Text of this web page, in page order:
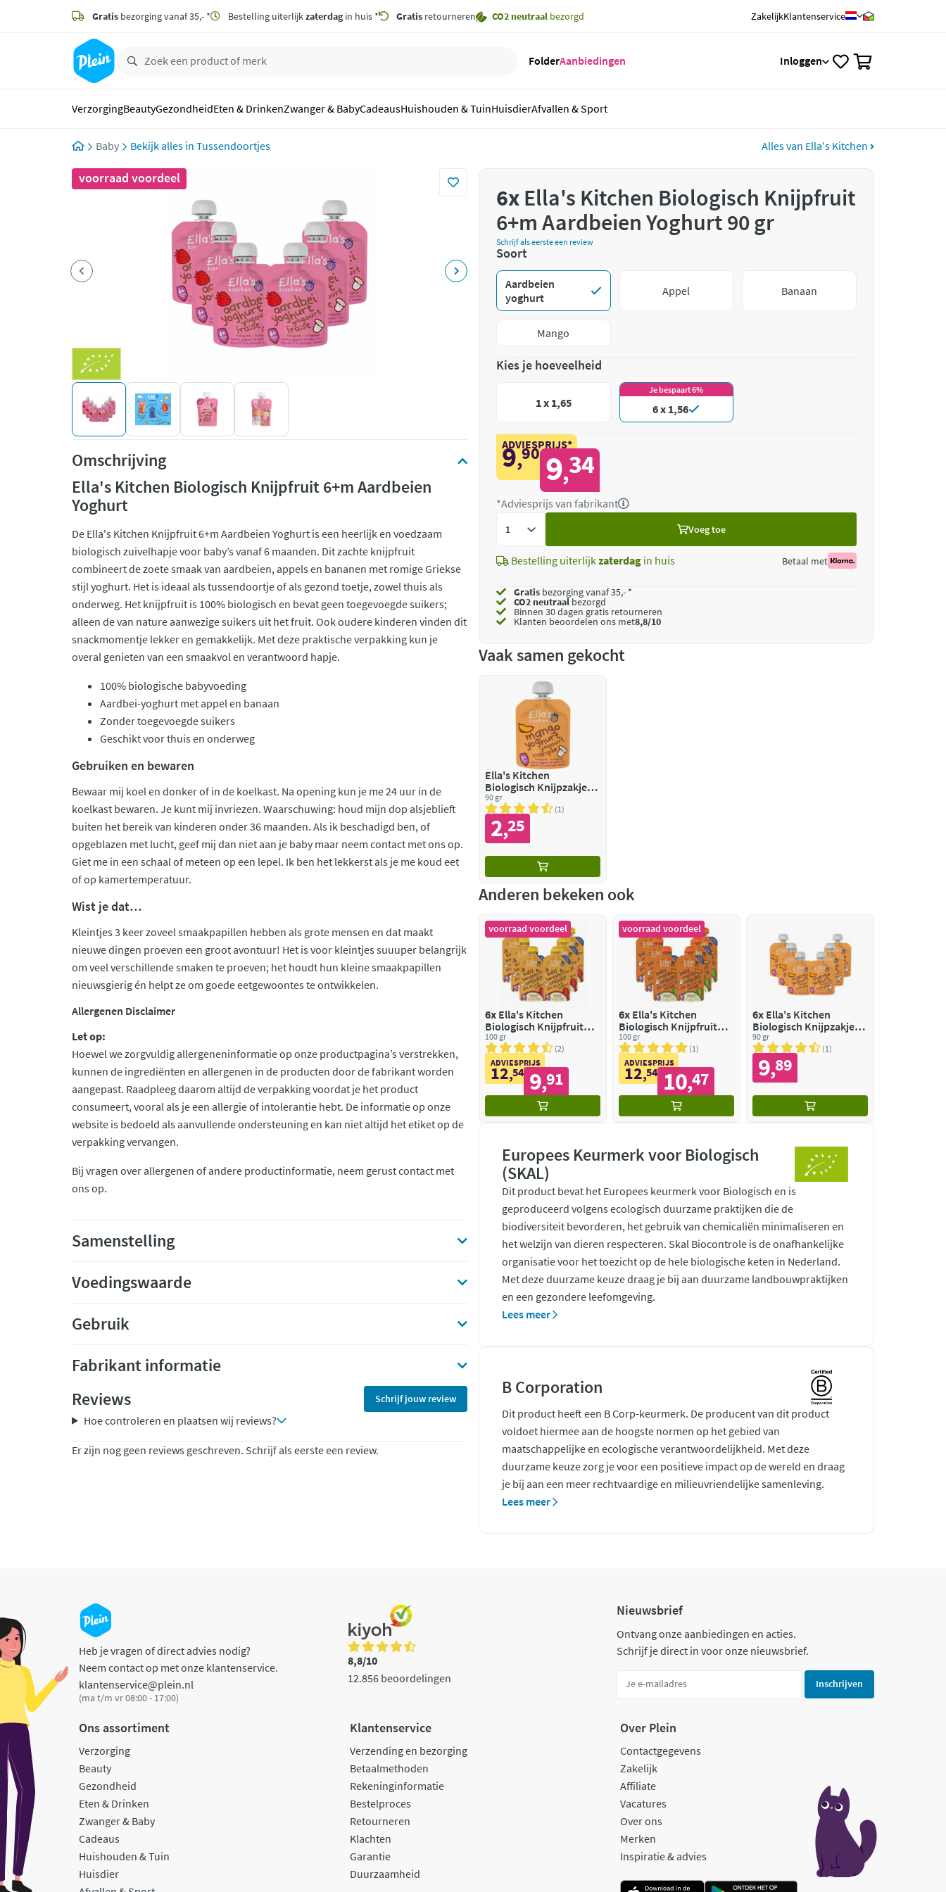
zoeken
hoofdinhoud
Gratis bezorging vanaf 35,- * Bestelling uiterlijkzaterdagin huis * Gratis retourneren CO2 neutraal bezorgd ZakelijkKlantenservice
FolderAanbiedingen Inloggen
VerzorgingBeautyGezondheidEten & DrinkenZwanger & BabyCadeausHuishouden & TuinHuisdierAfvallen & Sport
Baby Tussendoortjes Alles van Ella's Kitchen
voorraad voordeel
Omschrijving
Ella's Kitchen Biologisch Knijpfruit 6+m Aardbeien
Yoghurt
De Ella's Kitchen Knijpfruit 6+m Aardbeien Yoghurt is een heerlijk en voedzaam
biologisch zuivelhapje voor baby’s vanaf 6 maanden. Dit zachte knijpfruit
combineert de zoete smaak van aardbeien, appels en bananen met romige Griekse
stijl yoghurt. Het is ideaal als tussendoortje of als gezond toetje, zowel thuis als
onderweg. Het knijpfruit is 100% biologisch en bevat geen toegevoegde suikers;
alleen de van nature aanwezige suikers uit het fruit. Ook oudere kinderen vinden dit
snackmomentje lekker en gemakkelijk. Met deze praktische verpakking kun je
overal genieten van een smaakvol en verantwoord hapje.
100% biologische babyvoeding
Aardbei-yoghurt met appel en banaan
Zonder toegevoegde suikers
Geschikt voor thuis en onderweg
Gebruiken en bewaren
Bewaar mij koel en donker of in de koelkast. Na opening kun je me 24 uur in de
koelkast bewaren. Je kunt mij invriezen. Waarschuwing: houd mijn dop alsjeblieft
buiten het bereik van kinderen onder 36 maanden. Als ik beschadigd ben, of
opgeblazen met lucht, geef mij dan niet aan je baby maar neem contact met ons op.
Giet me in een schaal of meteen op een lepel. Ik ben het lekkerst als je me koud eet
of op kamertemperatuur.
Wist je dat…
Kleintjes 3 keer zoveel smaakpapillen hebben als grote mensen en dat maakt
nieuwe dingen proeven een groot avontuur! Het is voor kleintjes suuuper belangrijk
om veel verschillende smaken te proeven; het houdt hun kleine smaakpapillen
nieuwsgierig én helpt ze om goede eetgewoontes te ontwikkelen.
Allergenen Disclaimer
Let op:
Hoewel we zorgvuldig allergeneninformatie op onze productpagina’s verstrekken,
kunnen de ingrediënten en allergenen in de producten door de fabrikant worden
aangepast. Raadpleeg daarom altijd de verpakking voordat je het product
consumeert, vooral als je een allergie of intolerantie hebt. De informatie op onze
website is bedoeld als aanvullende ondersteuning en kan niet altijd het etiket op de
verpakking vervangen.
Bij vragen over allergenen of andere productinformatie, neem gerust contact met
ons op.
Samenstelling
Voedingswaarde
Gebruik
Fabrikant informatie
Reviews
Schrijf jouw review
Hoe controleren en plaatsen wij reviews?
Er zijn nog geen reviews geschreven. Schrijf als eerste een review.
6x Ella's Kitchen Biologisch Knijpfruit
6+m Aardbeien Yoghurt 90 gr
Schrijf als eerste een review
Soort
Aardbeien
yoghurt
Appel Banaan
Mango
Kies je hoeveelheid
1 x 1,65
Je bespaart 6%
6 x 1,56
ADVIESPRIJS*
9,90 9,34
*Adviesprijs van fabrikant
Voeg toe
Bestelling uiterlijkzaterdag in huis Betaal met
Gratis bezorging vanaf 35,- *
CO2 neutraalbezorgd
Binnen 30 dagen gratis retourneren
Klanten beoordelen ons met8,8/10
Vaak samen gekocht
Ella's Kitchen
Biologisch Knijpzakje
6+m Mango
90 gr
1
2,25
Anderen bekeken ook
voorraad voordeel
6x Ella's Kitchen
Biologisch Knijpfruit
6+m Banaan
100 gr
2
ADVIESPRIJS
12,54 9,91
voorraad voordeel
6x Ella's Kitchen
Biologisch Knijpfruit
6+m Mango
100 gr
1
ADVIESPRIJS
12,54 10,47
6x Ella's Kitchen
Biologisch Knijpzakje
6+m Mango
90 gr
1
9,89
Europees Keurmerk voor Biologisch
(SKAL)
Dit product bevat het Europees keurmerk voor Biologisch en is
geproduceerd volgens ecologisch duurzame praktijken die de
biodiversiteit bevorderen, het gebruik van chemicaliën minimaliseren en
het welzijn van dieren respecteren. Skal Biocontrole is de onafhankelijke
organisatie voor het toezicht op de hele biologische keten in Nederland.
Met deze duurzame keuze draag je bij aan duurzame landbouwpraktijken
en een gezondere leefomgeving.
Lees meer
B Corporation
Dit product heeft een B Corp-keurmerk. De producent van dit product
voldoet hiermee aan de hoogste normen op het gebied van
maatschappelijke en ecologische verantwoordelijkheid. Met deze
duurzame keuze zorg je voor een positieve impact op de wereld en draag
je bij aan een meer rechtvaardige en milieuvriendelijke samenleving.
Lees meer
Heb je vragen of direct advies nodig?
Neem contact op met onze klantenservice.
klantenservice@plein.nl
(ma t/m vr 08:00 - 17:00)
8,8/10
12.856 beoordelingen
Nieuwsbrief
Ontvang onze aanbiedingen en acties.
Schrijf je direct in voor onze nieuwsbrief.
Inschrijven
Ons assortiment
Verzorging
Beauty
Gezondheid
Eten & Drinken
Zwanger & Baby
Cadeaus
Huishouden & Tuin
Huisdier
Klantenservice
Verzending en bezorging
Betaalmethoden
Rekeninginformatie
Bestelproces
Retourneren
Klachten
Garantie
Duurzaamheid
Over Plein
Contactgegevens
Zakelijk
Affiliate
Vacatures
Over ons
Merken
Inspiratie & advies